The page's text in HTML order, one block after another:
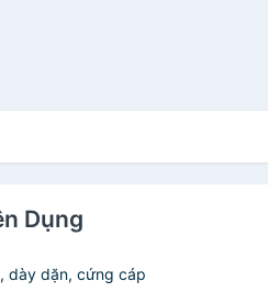
Dụng
dày dặn, cứng cáp